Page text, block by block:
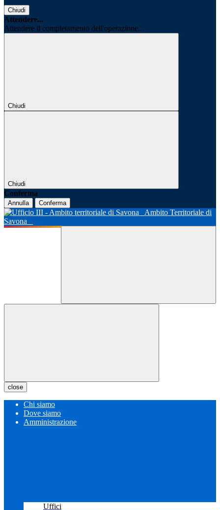
Chiudi
Attendere...
Attendere il completamento dell'operazione...
Chiudi
Chiudi
Conferma
Annulla Conferma
Ambito Territoriale di
Savona
close
Chi siamo
Dove siamo
Amministrazione
Uffici